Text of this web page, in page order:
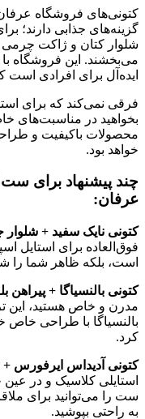
کتونی‌های فروشگاه
گزینه‌های جذابی دارند؛
شلوار کتان و ژاکت
می‌بخشند. این فروشگاه با
ایده‌آل برای افرادی است
فرقی نمی‌کند که برای
بخواهید در مناسبت‌های
محصولات باکیفیت و
خواهد بود.
چند پیشنهاد برای
عرفان:
کتونی نایک سفید +
فوق‌العاده برای استایل
است، بلکه ظاهر شما را
کتونی بالنسیاگا + پیراهن
مدرن و خاص هستید، این
بالنسیاگا با طراحی خاص
کرد.
کتونی آدیداس ایرفورس
استایلی کلاسیک و در
ست را می‌توانید برای
به راحتی بپوشید.